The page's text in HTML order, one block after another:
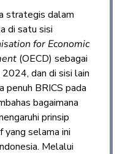
strategis dalam
di satu sisi
for Economic
(OECD) sebagai
dan di sisi lain
penuh BRICS pada
bagaimana
prinsip
yang selama ini
Melalui